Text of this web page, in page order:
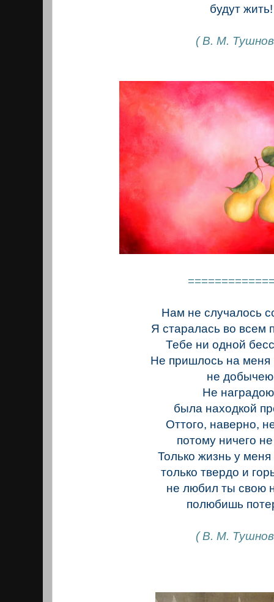
будут жить!
( В. М.
Нам не случалось
Я старалась во всем
Тебе ни одной
Не пришлось на меня
не
Не
была находкой
Оттого, наверно,
потому ничего
Только жизнь у меня
только твердо и
не любил ты свою
полюбишь
( В. М.